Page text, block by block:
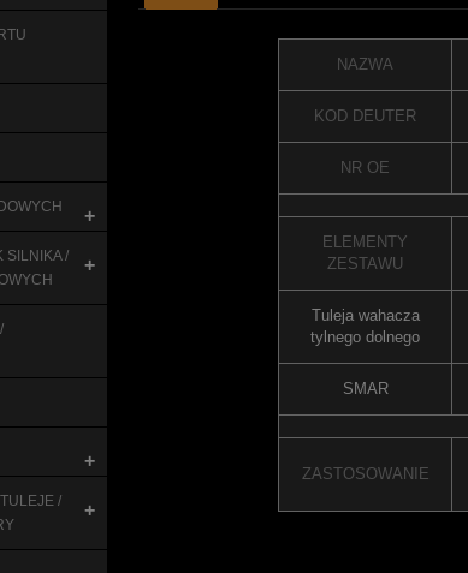
+
SILNIKA /
+
+
/
+
NAZWA
KOD DEUTER
NR OE
ELEMENTY
ZESTAWU
Tuleja wahacza
tylnego dolnego
SMAR
ZASTOSOWANIE